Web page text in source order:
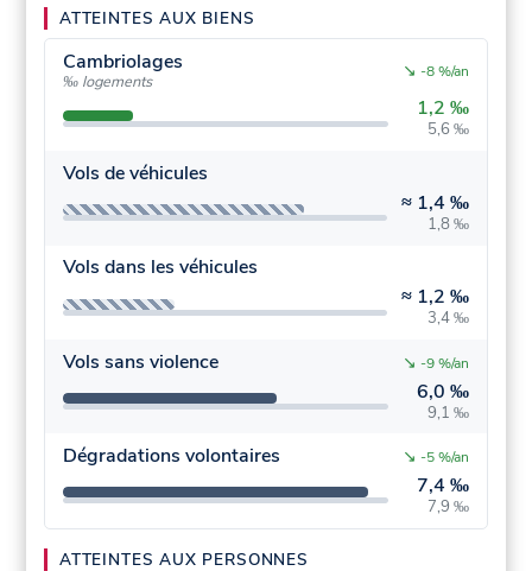
ATTEINTES AUX BIENS
Cambriolages
‰ logements
1,2 ‰
5,6 ‰
↘ -8 %/an
Vols de véhicules
≈ 1,4 ‰
1,8 ‰
Vols dans les véhicules
≈ 1,2 ‰
3,4 ‰
Vols sans violence
6,0 ‰
9,1 ‰
↘ -9 %/an
Dégradations volontaires
7,4 ‰
7,9 ‰
↘ -5 %/an
ATTEINTES AUX PERSONNES